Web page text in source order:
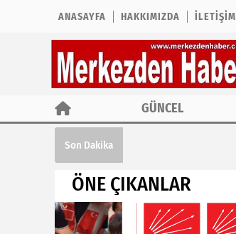
ANASAYFA HAKKIMIZDA İLETIŞIM
GÜNCEL
Son Dakika
ÖNE ÇIKANLAR